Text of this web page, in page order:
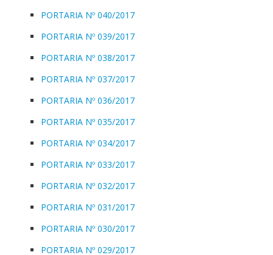
PORTARIA Nº 040/2017
PORTARIA Nº 039/2017
PORTARIA Nº 038/2017
PORTARIA Nº 037/2017
PORTARIA Nº 036/2017
PORTARIA Nº 035/2017
PORTARIA Nº 034/2017
PORTARIA Nº 033/2017
PORTARIA Nº 032/2017
PORTARIA Nº 031/2017
PORTARIA Nº 030/2017
PORTARIA Nº 029/2017